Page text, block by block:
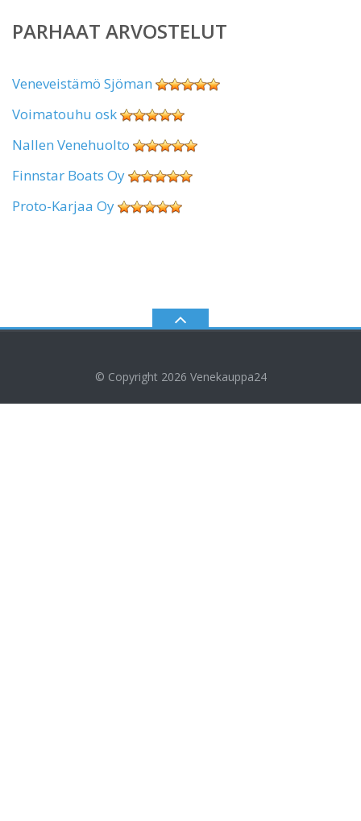
PARHAAT ARVOSTELUT
Veneveistämö Sjöman
Voimatouhu osk
Nallen Venehuolto
Finnstar Boats Oy
Proto-Karjaa Oy
© Copyright 2026 Venekauppa24